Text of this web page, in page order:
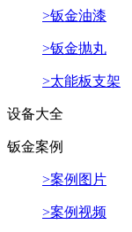
>钣金油漆
>钣金抛丸
>太能板支架
设备大全
钣金案例
>案例图片
>案例视频